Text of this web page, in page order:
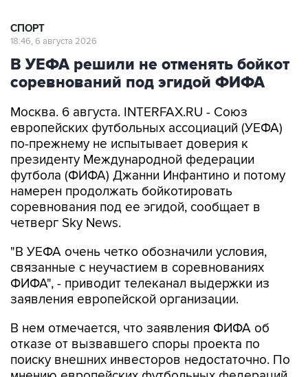
СПОРТ
18:46, 6 августа 2026
В УЕФА решили не отменять бойкот
соревнований под эгидой ФИФА
Москва. 6 августа. INTERFAX.RU - Союз
европейских футбольных ассоциаций (УЕФА)
по-прежнему не испытывает доверия к
президенту Международной федерации
футбола (ФИФА) Джанни Инфантино и потому
намерен продолжать бойкотировать
соревнования под ее эгидой, сообщает в
четверг Sky News.
"В УЕФА очень четко обозначили условия,
связанные с неучастием в соревнованиях
ФИФА", - приводит телеканал выдержки из
заявления европейской организации.
В нем отмечается, что заявления ФИФА об
отказе от вызвавшего споры проекта по
поиску внешних инвесторов недостаточно. По